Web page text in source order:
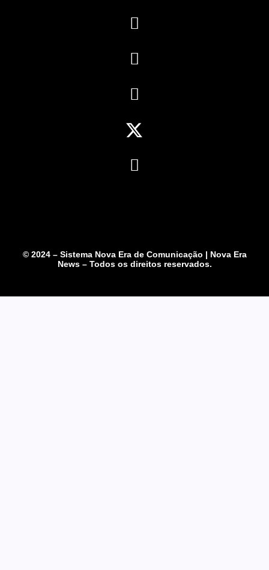
© 2024 – Sistema Nova Era de Comunicação | Nova Era
News – Todos os direitos reservados.